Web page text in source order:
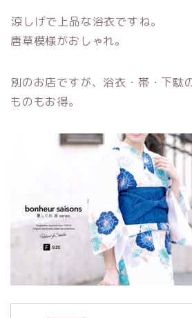
涼しげで上品な浴衣ですね。
唐草模様がおしゃれ。
別のお店ですが、浴衣・帯・下駄
ものもお得。